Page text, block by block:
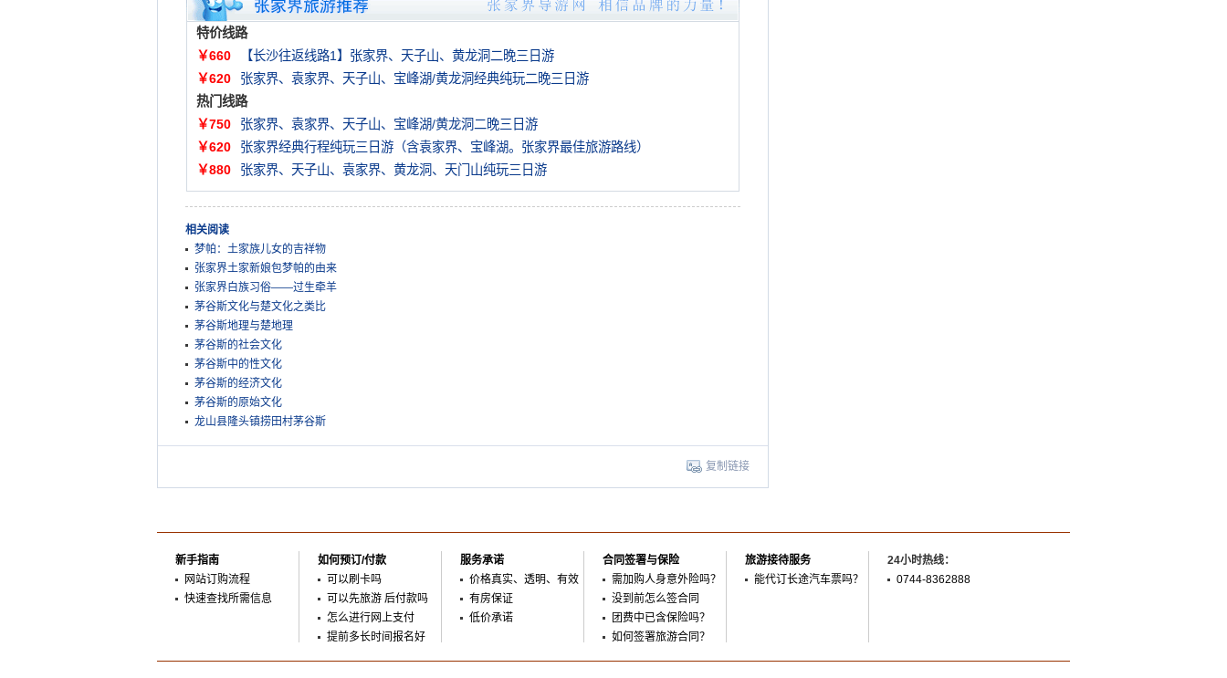
特价线路
￥660
【长沙往返线路1】张家界、天子山、黄龙洞二晚三日游
￥620
张家界、袁家界、天子山、宝峰湖/黄龙洞经典纯玩二晚三日游
热门线路
￥750
张家界、袁家界、天子山、宝峰湖/黄龙洞二晚三日游
￥620
张家界经典行程纯玩三日游（含袁家界、宝峰湖。张家界最佳旅游路线）
￥880
张家界、天子山、袁家界、黄龙洞、天门山纯玩三日游
相关阅读
梦帕：土家族儿女的吉祥物
张家界土家新娘包梦帕的由来
张家界白族习俗——过生牵羊
茅谷斯文化与楚文化之类比
茅谷斯地理与楚地理
茅谷斯的社会文化
茅谷斯中的性文化
茅谷斯的经济文化
茅谷斯的原始文化
龙山县隆头镇捞田村茅谷斯
复制链接
新手指南
网站订购流程
快速查找所需信息
如何预订/付款
可以刷卡吗
可以先旅游 后付款吗
怎么进行网上支付
提前多长时间报名好
服务承诺
价格真实、透明、有效
有房保证
低价承诺
合同签署与保险
需加购人身意外险吗？
没到前怎么签合同
团费中已含保险吗？
如何签署旅游合同？
旅游接待服务
能代订长途汽车票吗？
24小时热线：
0744-8362888